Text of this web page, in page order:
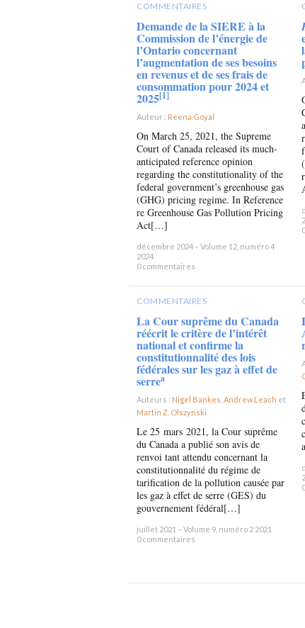
COMMENTAIRES
Demande de la SIERE à la
Commission de l’énergie de
l’Ontario concernant
l’augmentation de ses besoins
en revenus et de ses frais de
consommation pour 2024 et
2025[1]
Auteur : Reena Goyal
On March 25, 2021, the Supreme
Court of Canada released its much-
anticipated reference opinion
regarding the constitutionality of the
federal government’s greenhouse gas
(GHG) pricing regime. In Reference
re Greenhouse Gas Pollution Pricing
Act[…]
décembre 2024 – Volume 12, numéro 4
2024
0 commentaires
COMMENTAIRES
La Cour suprême du Canada
réécrit le critère de l’intérêt
national et confirme la
constitutionnalité des lois
fédérales sur les gaz à effet de
serrea
Auteurs : Nigel Bankes Andrew Leach et
Martin Z. Olszynski
Le 25 mars 2021, la Cour suprême
du Canada a publié son avis de
renvoi tant attendu concernant la
constitutionnalité du régime de
tarification de la pollution causée par
les gaz à effet de serre (GES) du
gouvernement fédéral[…]
juillet 2021 – Volume 9, numéro 2 2021
0 commentaires